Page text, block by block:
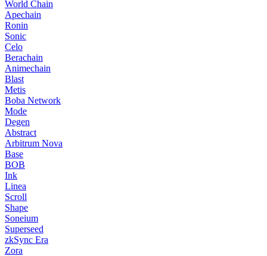
World Chain
Apechain
Ronin
Sonic
Celo
Berachain
Animechain
Blast
Metis
Boba Network
Mode
Degen
Abstract
Arbitrum Nova
Base
BOB
Ink
Linea
Scroll
Shape
Soneium
Superseed
zkSync Era
Zora